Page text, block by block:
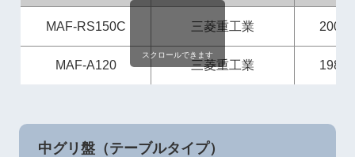
MAF-RS150C 三菱重工業 2006
MAF-A120 三菱重工業 1980
スクロールできます
中グリ盤（テーブルタイプ）